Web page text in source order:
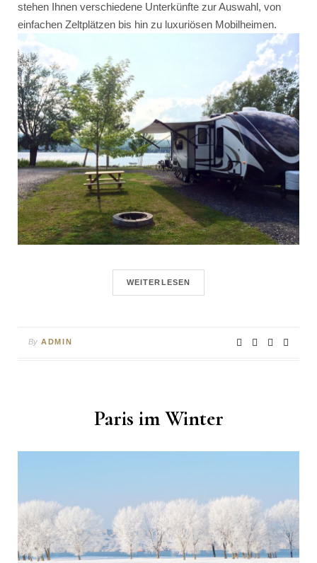
stehen Ihnen verschiedene Unterkünfte zur Auswahl, von
einfachen Zeltplätzen bis hin zu luxuriösen Mobilheimen.
WEITERLESEN
By ADMIN
Paris im Winter